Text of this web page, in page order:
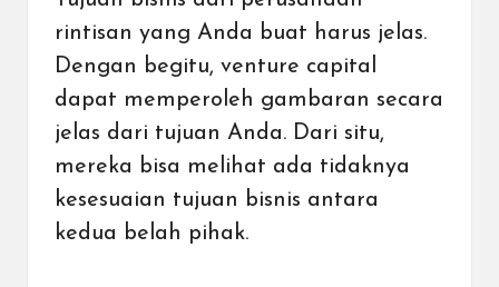
rintisan yang Anda buat harus jelas.
Dengan begitu, venture capital
dapat memperoleh gambaran secara
jelas dari tujuan Anda. Dari situ,
mereka bisa melihat ada tidaknya
kesesuaian tujuan bisnis antara
kedua belah pihak.